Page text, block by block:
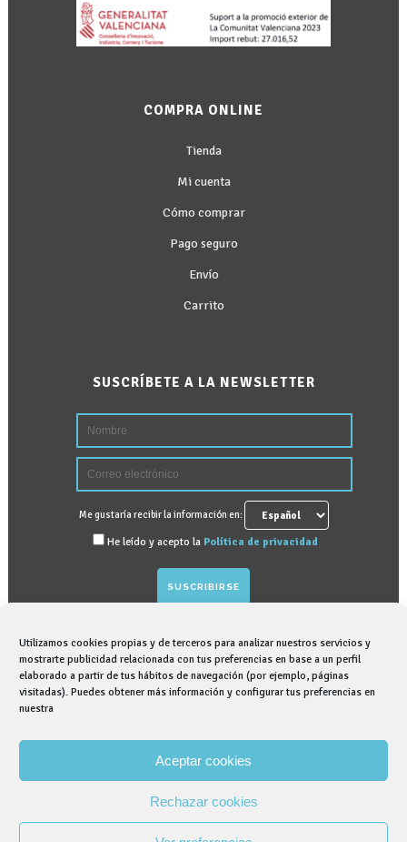
Utilizamos cookies propias y de terceros para analizar nuestros servicios y
mostrarte publicidad relacionada con tus preferencias en base a un perfil
elaborado a partir de tus hábitos de navegación (por ejemplo, páginas
visitadas). Puedes obtener más información y configurar tus preferencias en
nuestra
Aceptar cookies
Rechazar cookies
COMPRA ONLINE
Tienda
Mi cuenta
Cómo comprar
Pago seguro
Envío
Carrito
SUSCRÍBETE A LA NEWSLETTER
Me gustaría recibir la información en:
He leído y acepto la Política de privacidad
GRAPHENANO DENTAL, S.L. tratará sus datos
personales para gestionar suscripción para recibir
ejercer sus derechos de acceso, rectificación,
más información en nuestra Política de Privacidad.